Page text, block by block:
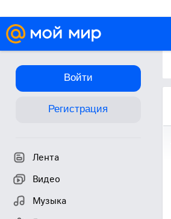
Войти
Регистрация
Лента
Видео
Музыка